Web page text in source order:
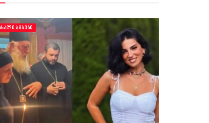
ᲐᲛᲑᲔᲑᲘ